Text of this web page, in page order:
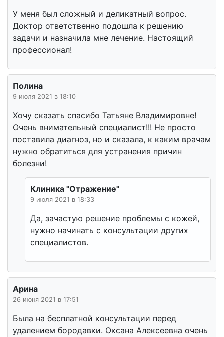
У меня был сложный и деликатный вопрос.
Доктор ответственно подошла к решению
задачи и назначила мне лечение. Настоящий
профессионал!
Полина
9 июля 2021 в 18:10
Хочу сказать спасибо Татьяне Владимировне!
Очень внимательный специалист!!! Не просто
поставила диагноз, но и сказала, к каким врачам
нужно обратиться для устранения причин
болезни!
Клиника "Отражение"
9 июля 2021 в 18:33
Да, зачастую решение проблемы с кожей,
нужно начинать с консультации других
специалистов.
Арина
26 июня 2021 в 17:51
Была на бесплатной консультации перед
удалением бородавки. Оксана Алексеевна очень